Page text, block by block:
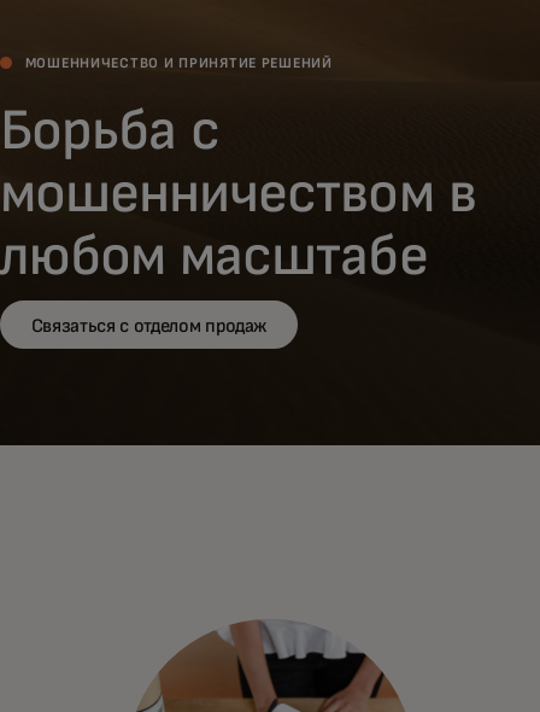
МОШЕННИЧЕСТВО И ПРИНЯТИЕ РЕШЕНИЙ
Борьба с
мошенничеством в
любом масштабе
Связаться с отделом продаж